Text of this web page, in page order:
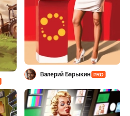
Валерий Барыкин PRO